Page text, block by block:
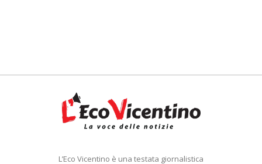
L’Eco Vicentino è una testata giornalistica